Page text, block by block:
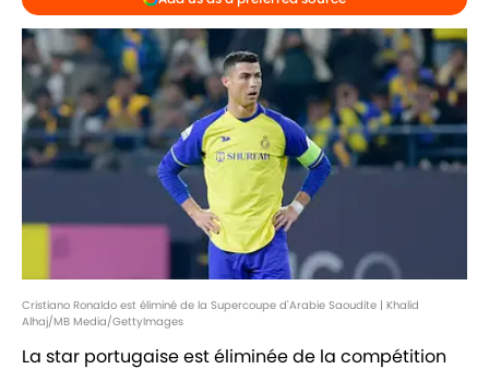
Cristiano Ronaldo est éliminé de la Supercoupe d'Arabie Saoudite | Khalid
Alhaj/MB Media/GettyImages
La star portugaise est éliminée de la compétition